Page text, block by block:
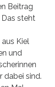
Beitrag
Das steht
Kiel
und
dabei sind.